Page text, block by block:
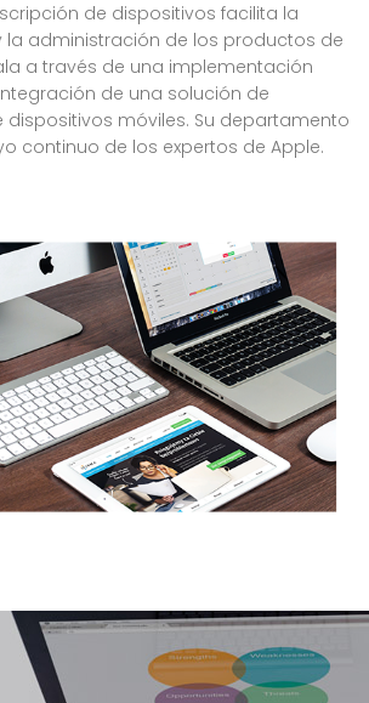
de dispositivos facilita la
la administración de los productos de
a través de una implementación
de una solución de
móviles. Su departamento
continuo de los expertos de Apple.